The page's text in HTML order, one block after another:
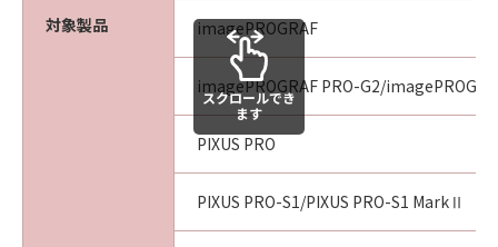
対象製品 imagePROGRAF
imagePROGRAF PRO-G2/
PIXUS PRO
PIXUS PRO-S1/PIXUS PRO-S1 MarkⅡ
スクロールでき
ます